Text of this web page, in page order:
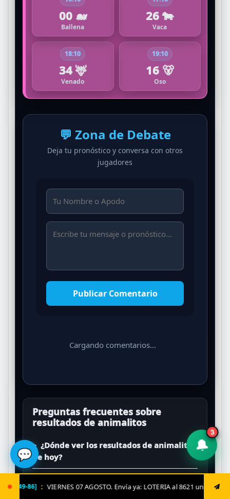
Envía ya: LOTERIA al 8621 un solo triple ZULIA y TACHIRA
00 🐋
Ballena
26 🐄
Vaca
18:10
34 🦌
Venado
19:10
16 🐻
Oso
💬 Zona de Debate
Deja tu pronóstico y conversa con otros
jugadores
Publicar Comentario
Cargando comentarios...
Preguntas frecuentes sobre
resultados de animalitos
¿Dónde ver los resultados de animalitos
de hoy?
🔔
3
💬